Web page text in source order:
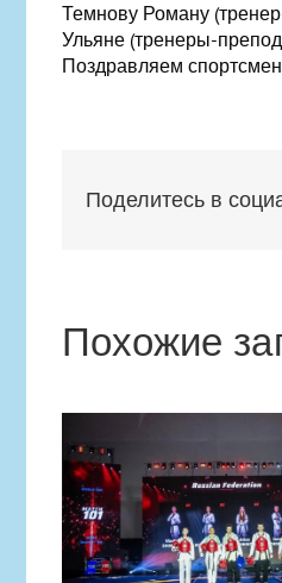
Темнову Роману
Ульяне (тренеры-
Поздравляем
Поделитесь в
Похожие